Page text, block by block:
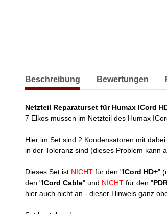
weitere Registerkarten anzeigen
Beschreibung Bewertungen
Netzteil Reparaturset für Humax ICord
7 Elkos müssen im Netzteil des Humax
Hier im Set sind 2 Kondensatoren mit
in der Toleranz sind (dieses Problem kann
Dieses Set ist NICHT für den "ICord HD+"
den "ICord Cable" und NICHT für den "
hier auch nicht an - dieser Hinweis ganz